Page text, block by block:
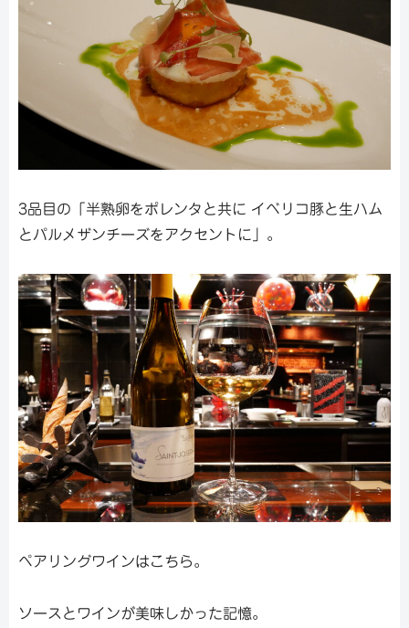
3品目の「半熟卵をポレンタと共に イベリコ豚と生ハム
とパルメザンチーズをアクセントに」。
ペアリングワインはこちら。
ソースとワインが美味しかった記憶。